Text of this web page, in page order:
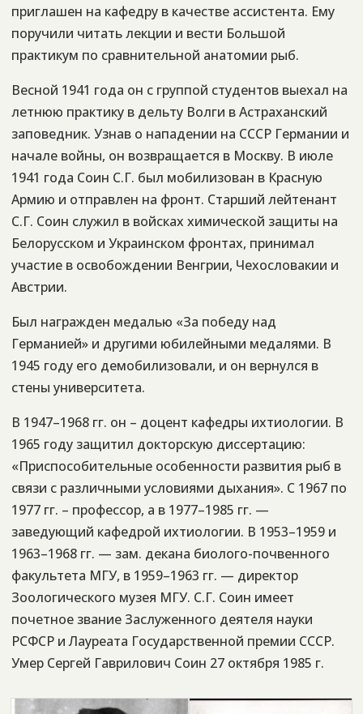
приглашен на кафедру в качестве ассистента. Ему
поручили читать лекции и вести Большой
практикум по сравнительной анатомии рыб.
Весной 1941 года он с группой студентов выехал на
летнюю практику в дельту Волги в Астраханский
заповедник. Узнав о нападении на СССР Германии и
начале войны, он возвращается в Москву. В июле
1941 года Соин С.Г. был мобилизован в Красную
Армию и отправлен на фронт. Старший лейтенант
С.Г. Соин служил в войсках химической защиты на
Белорусском и Украинском фронтах, принимал
участие в освобождении Венгрии, Чехословакии и
Австрии.
Был награжден медалью «За победу над
Германией» и другими юбилейными медалями. В
1945 году его демобилизовали, и он вернулся в
стены университета.
В 1947–1968 гг. он – доцент кафедры ихтиологии. В
1965 году защитил докторскую диссертацию:
«Приспособительные особенности развития рыб в
связи с различными условиями дыхания». С 1967 по
1977 гг. – профессор, а в 1977–1985 гг. —
заведующий кафедрой ихтиологии. В 1953–1959 и
1963–1968 гг. — зам. декана биолого-почвенного
факультета МГУ, в 1959–1963 гг. — директор
Зоологического музея МГУ. С.Г. Соин имеет
почетное звание Заслуженного деятеля науки
РСФСР и Лауреата Государственной премии СССР.
Умер Сергей Гаврилович Соин 27 октября 1985 г.